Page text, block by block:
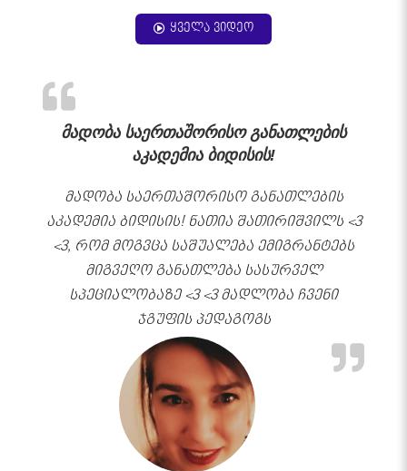
ყველა ვიდეო
მადობა საერთაშორისო განათლების
აკადემია ბიდისის!
მადობა საერთაშორისო განათლების
აკადემია ბიდისის! ნათია შათირიშვილს <3
<3, რომ მოგვცა საშუალება ემიგრანტებს
მიგვეღო განათლება სასურველ
სპეციალობაზე <3 <3 მადლობა ჩვენი
ჯგუფის პედაგოგს